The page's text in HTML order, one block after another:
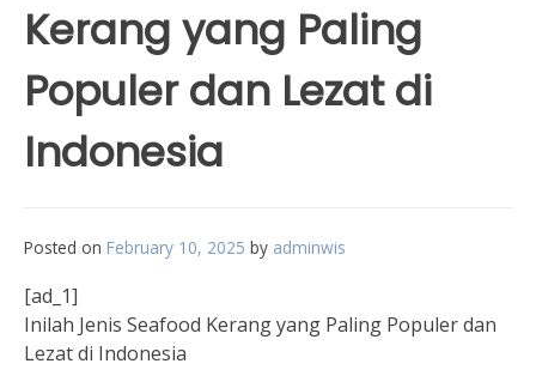
Kerang yang Paling
Populer dan Lezat di
Indonesia
Posted on February 10, 2025 by adminwis
[ad_1]
Inilah Jenis Seafood Kerang yang Paling Populer dan
Lezat di Indonesia